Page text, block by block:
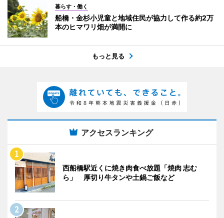
暮らす・働く
船橋・金杉小児童と地域住民が協力して作る約2万
本のヒマワリ畑が満開に
もっと見る
アクセスランキング
西船橋駅近くに焼き肉食べ放題「焼肉 志む
ら」 厚切り牛タンや土鍋ご飯など